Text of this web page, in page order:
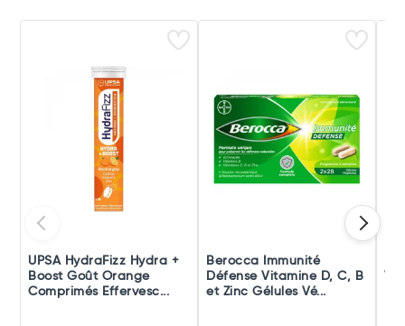
UPSA HydraFizz Hydra +
Boost Goût Orange
Comprimés Effervesc...
Berocca Immunité
Défense Vitamine D, C, B
et Zinc Gélules Vé...